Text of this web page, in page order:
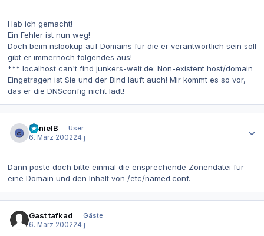
Hab ich gemacht!
Ein Fehler ist nun weg!
Doch beim nslookup auf Domains für die er verantwortlich sein soll
gibt er immernoch folgendes aus!
*** localhost can't find junkers-welt.de: Non-existent host/domain
Eingetragen ist Sie und der Bind läuft auch! Mir kommt es so vor,
das er die DNSconfig nicht lädt!
DanielB
User
6. März 200224 j
Dann poste doch bitte einmal die ensprechende Zonendatei für
eine Domain und den Inhalt von /etc/named.conf.
Gast tafkad
Gäste
6. März 200224 j